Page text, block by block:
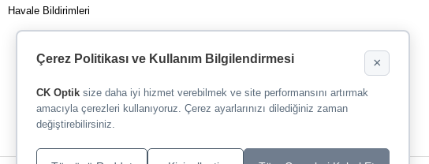
Havale Bildirimleri
Çerez Politikası ve Kullanım Bilgilendirmesi ×
CK Optik size daha iyi hizmet verebilmek ve site performansını artırmak
amacıyla çerezleri kullanıyoruz. Çerez ayarlarınızı dilediğiniz zaman
değiştirebilirsiniz.